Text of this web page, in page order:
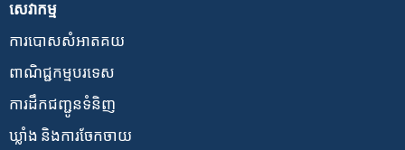
សេវាកម្ម
ការបោសសំអាតគយ
ពាណិជ្ជកម្មបរទេស
ការដឹកជញ្ជូនទំនិញ
ឃ្លាំង និងការចែកចាយ